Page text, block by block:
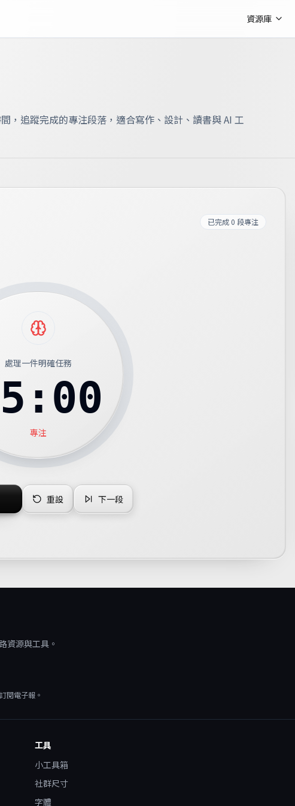
資源庫
，追蹤完成的專注段落，適合寫作、設計、讀書與 AI 工
已完成 0 段專注
處理一件明確任務
專注
重設 下一段
資源與工具。
閱電子報。
工具
小工具箱
社群尺寸
字體